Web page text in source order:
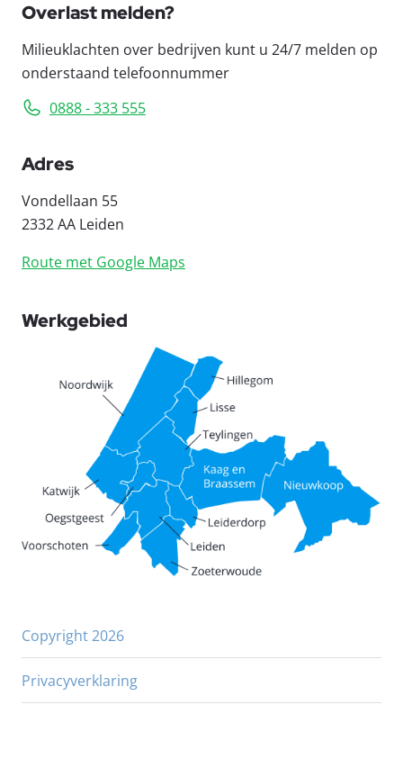
Overlast melden?
Milieuklachten over bedrijven kunt u 24/7 melden op
onderstaand telefoonnummer
0888 - 333 555
Adres
Vondellaan 55
2332 AA Leiden
Route met Google Maps
Werkgebied
Copyright 2026
Privacyverklaring